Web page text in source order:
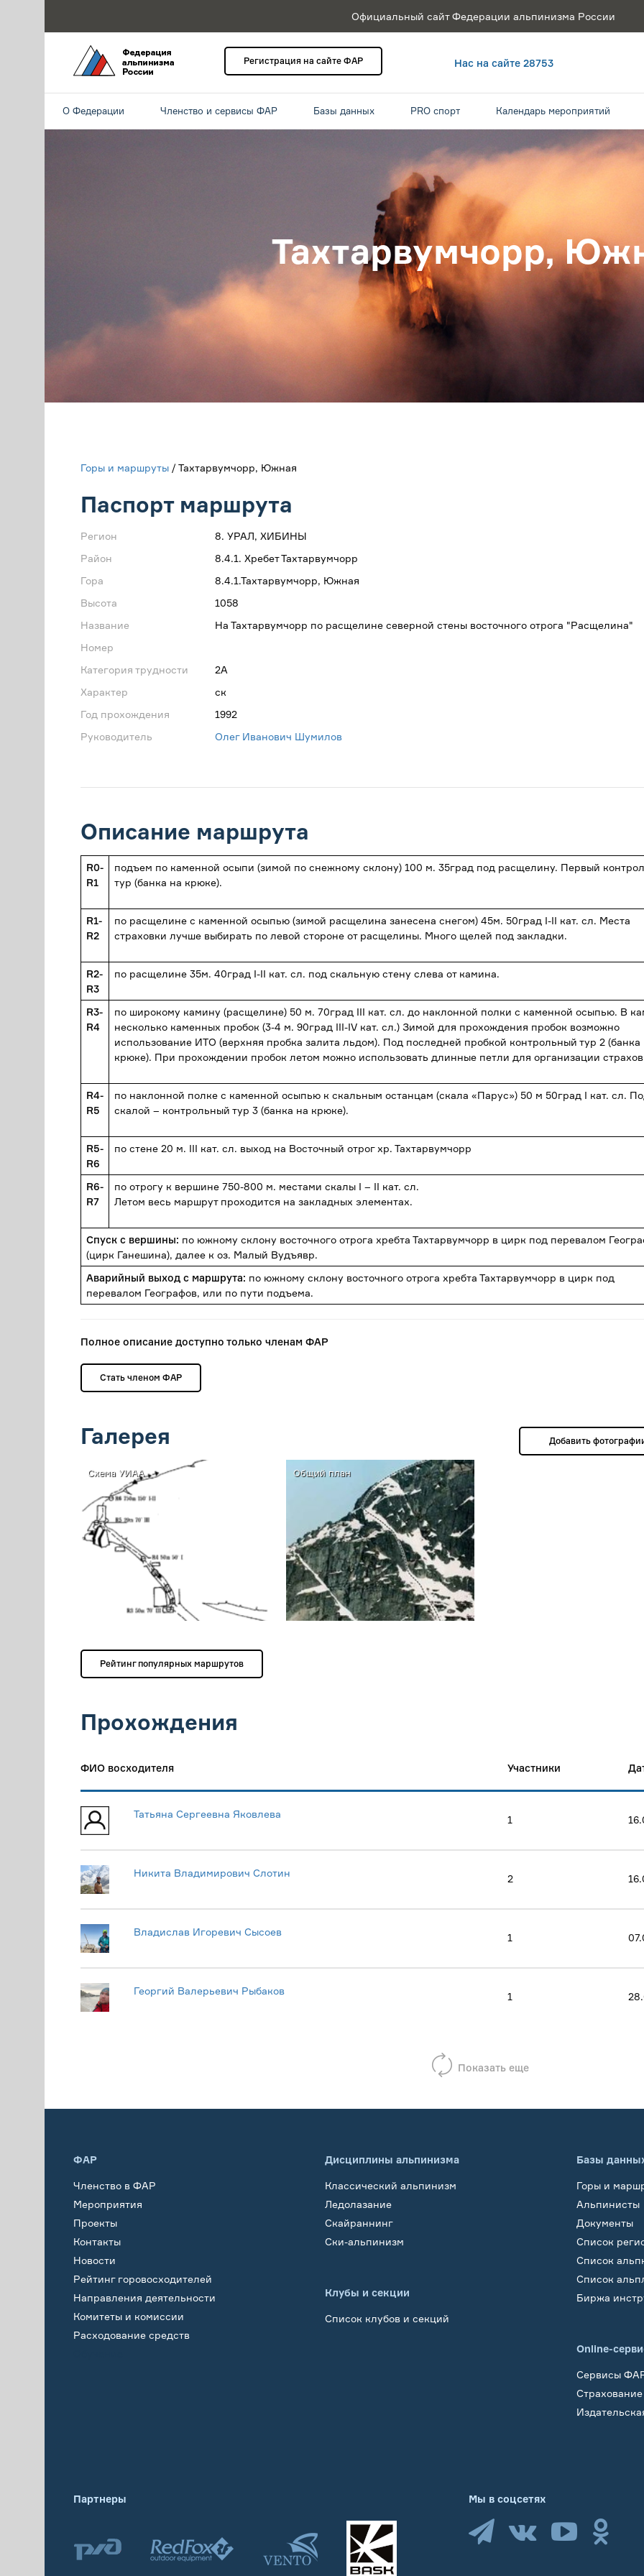
Официальный сайт Федерации альпинизма России
Регистрация на сайте ФАР Нас на сайте 28753
О Федерации Членство и сервисы ФАР Базы данных PRO спорт Календарь мероприятий
Тахтарвумчорр,
Горы и маршруты / Тахтарвумчорр, Южная
Паспорт маршрута
Регион
8. УРАЛ, ХИБИНЫ
Район
8.4.1. Хребет Тахтарвумчорр
Гора
8.4.1.Тахтарвумчорр, Южная
Высота
1058
Название
На Тахтарвумчорр по расщелине северной стены восточного отрога "Расщелина"
Номер
Категория трудности
2А
Характер
ск
Год прохождения
1992
Руководитель
Олег Иванович Шумилов
Описание маршрута
R0-
R1
подъем по каменной осыпи (зимой по снежному склону) 100 м. 35град под расщелину. Первый
тур (банка на крюке).
R1-
R2
по расщелине с каменной осыпью (зимой расщелина занесена снегом) 45м. 50град I-II кат. сл. Места
страховки лучше выбирать по левой стороне от расщелины. Много щелей под закладки.
R2-
R3
по расщелине 35м. 40град I-II кат. сл. под скальную стену слева от камина.
R3-
R4
по широкому камину (расщелине) 50 м. 70град III кат. сл. до наклонной полки с каменной осыпью. В
несколько каменных пробок (3-4 м. 90град III-IV кат. сл.) Зимой для прохождения пробок возможно
использование ИТО (верхняя пробка залита льдом). Под последней пробкой контрольный тур 2 (банка
крюке). При прохождении пробок летом можно использовать длинные петли для организации
R4-
R5
по наклонной полке с каменной осыпью к скальным останцам (скала «Парус») 50 м 50град I кат. сл.
скалой – контрольный тур 3 (банка на крюке).
R5-
R6
по стене 20 м. III кат. сл. выход на Восточный отрог хр. Тахтарвумчорр
R6-
R7
по отрогу к вершине 750-800 м. местами скалы I – II кат. сл.
Летом весь маршрут проходится на закладных элементах.
Спуск с вершины: по южному склону восточного отрога хребта Тахтарвумчорр в цирк под перевалом
(цирк Ганешина), далее к оз. Малый Вудъявр.
Аварийный выход с маршрута: по южному склону восточного отрога хребта Тахтарвумчорр в цирк под
перевалом Географов, или по пути подъема.
Полное описание доступно только членам ФАР
Стать членом ФАР
Галерея Добавить
Схема УИАА Общий план
Рейтинг популярных маршрутов
Прохождения
ФИО восходителя Участники
Татьяна Сергеевна Яковлева 1
Никита Владимирович Слотин 2
Владислав Игоревич Сысоев 1
Георгий Валерьевич Рыбаков 1
Показать еще
ФАР
Членство в ФАР
Мероприятия
Проекты
Контакты
Новости
Рейтинг горовосходителей
Направления деятельности
Комитеты и комиссии
Расходование средств
Дисциплины альпинизма
Классический альпинизм
Ледолазание
Скайраннинг
Ски-альпинизм
Клубы и секции
Список клубов и секций
Базы
Горы и
Альпинисты
Документы
Список
Список
Список
Биржа
Online-
Сервисы
Страхование
Партнеры Мы в соцсетях